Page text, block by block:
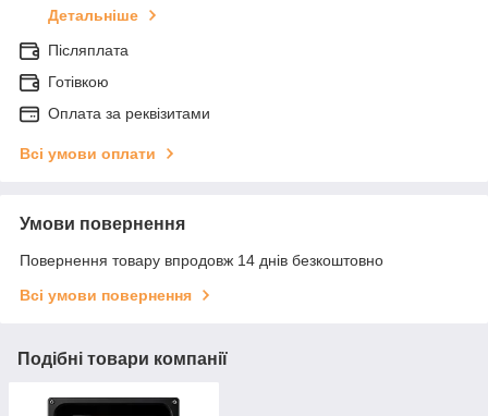
Детальніше
Післяплата
Готівкою
Оплата за реквізитами
Всі умови оплати
Умови повернення
Повернення товару впродовж 14 днів безкоштовно
Всі умови повернення
Подібні товари компанії